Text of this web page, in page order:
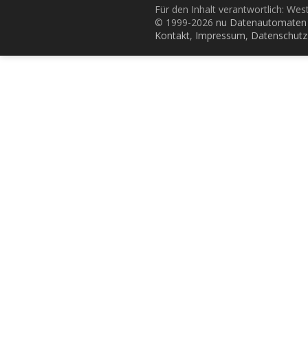
Für den Inhalt verantwortlich:
© 1999-2026 nu
Kontakt, Impressum, Datenschutz